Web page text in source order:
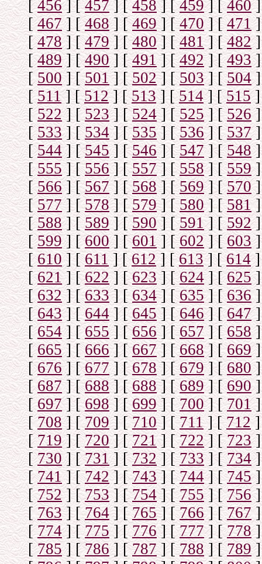
[456] [457] [458] [459] [460]
[467] [468] [469] [470] [471]
[478] [479] [480] [481] [482]
[489] [490] [491] [492] [493]
[500] [501] [502] [503] [504]
[511] [512] [513] [514] [515]
[522] [523] [524] [525] [ 526]
[533] [534] [535] [536] [537]
[544] [545] [546] [547] [548]
[555] [556] [557] [558] [559]
[566] [567] [568] [569] [570]
[577] [578] [579] [580] [581]
[588] [589] [ 590] [591] [592]
[599] [600] [601] [602] [603]
[610] [611] [612] [613] [614]
[621] [622] [623] [624] [625]
[632] [633] [634] [635] [636]
[643] [644] [645] [646] [647]
[654] [655] [656] [657] [ 658]
[665] [666] [667] [668] [669]
[676] [677] [678] [679] [680]
[687] [688] [688] [689] [690]
[697] [698] [699] [700] [701]
[708] [709] [710] [711] [712]
[719] [720] [721] [722] [723]
[730] [731] [732] [733] [734]
[741] [742] [743] [744] [745]
[752] [753] [754] [755] [756]
[763] [764] [765] [766] [767]
[774] [775] [776] [777] [778]
[785] [786] [787] [788] [ 789]